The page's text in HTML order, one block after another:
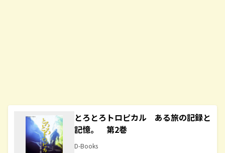
とろとろトロピカル ある旅の記録と
記憶。 第2巻
D-Books